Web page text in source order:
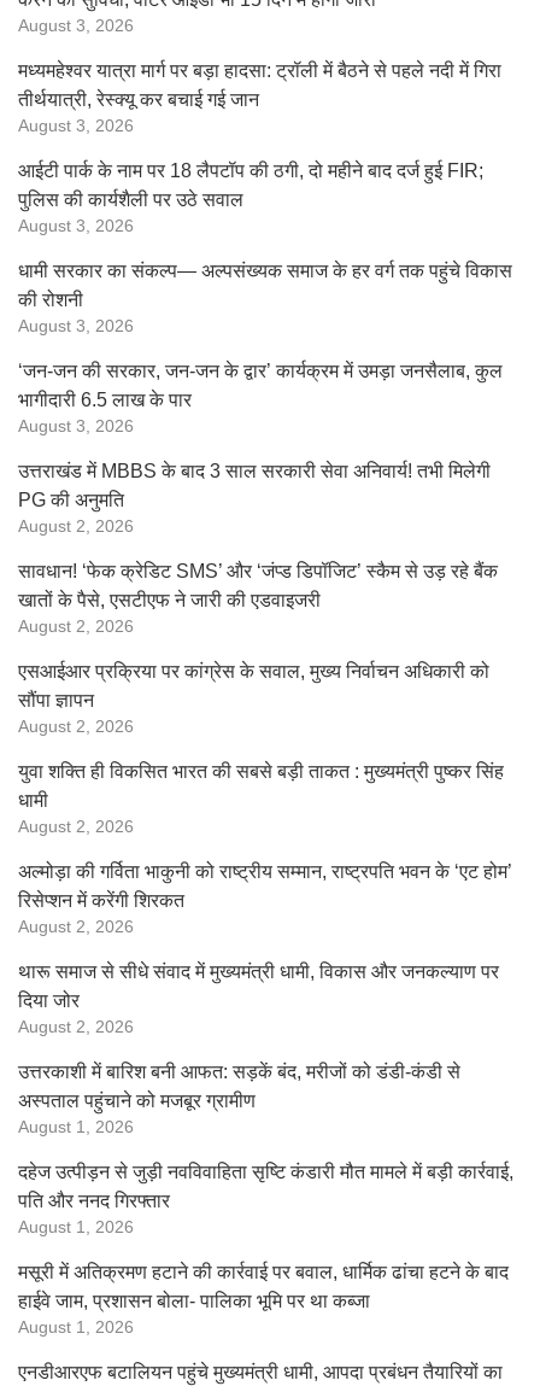
August 3, 2026
मध्यमहेश्वर यात्रा मार्ग पर बड़ा हादसा: ट्रॉली में बैठने से पहले नदी में गिरा
तीर्थयात्री, रेस्क्यू कर बचाई गई जान
August 3, 2026
आईटी पार्क के नाम पर 18 लैपटॉप की ठगी, दो महीने बाद दर्ज हुई FIR;
पुलिस की कार्यशैली पर उठे सवाल
August 3, 2026
धामी सरकार का संकल्प— अल्पसंख्यक समाज के हर वर्ग तक पहुंचे विकास
की रोशनी
August 3, 2026
‘जन-जन की सरकार, जन-जन के द्वार’ कार्यक्रम में उमड़ा जनसैलाब, कुल
भागीदारी 6.5 लाख के पार
August 3, 2026
उत्तराखंड में MBBS के बाद 3 साल सरकारी सेवा अनिवार्य! तभी मिलेगी
PG की अनुमति
August 2, 2026
सावधान! ‘फेक क्रेडिट SMS’ और ‘जंप्ड डिपॉजिट’ स्कैम से उड़ रहे बैंक
खातों के पैसे, एसटीएफ ने जारी की एडवाइजरी
August 2, 2026
एसआईआर प्रक्रिया पर कांग्रेस के सवाल, मुख्य निर्वाचन अधिकारी को
सौंपा ज्ञापन
August 2, 2026
युवा शक्ति ही विकसित भारत की सबसे बड़ी ताकत : मुख्यमंत्री पुष्कर सिंह
धामी
August 2, 2026
अल्मोड़ा की गर्विता भाकुनी को राष्ट्रीय सम्मान, राष्ट्रपति भवन के ‘एट होम’
रिसेप्शन में करेंगी शिरकत
August 2, 2026
थारू समाज से सीधे संवाद में मुख्यमंत्री धामी, विकास और जनकल्याण पर
दिया जोर
August 2, 2026
उत्तरकाशी में बारिश बनी आफत: सड़कें बंद, मरीजों को डंडी-कंडी से
अस्पताल पहुंचाने को मजबूर ग्रामीण
August 1, 2026
दहेज उत्पीड़न से जुड़ी नवविवाहिता सृष्टि कंडारी मौत मामले में बड़ी कार्रवाई,
पति और ननद गिरफ्तार
August 1, 2026
मसूरी में अतिक्रमण हटाने की कार्रवाई पर बवाल, धार्मिक ढांचा हटने के बाद
हाईवे जाम, प्रशासन बोला- पालिका भूमि पर था कब्जा
August 1, 2026
एनडीआरएफ बटालियन पहुंचे मुख्यमंत्री धामी, आपदा प्रबंधन तैयारियों का